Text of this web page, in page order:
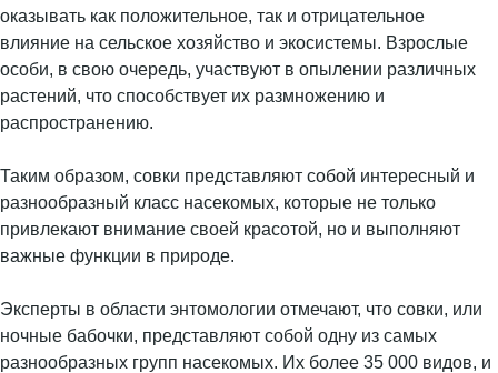
оказывать как положительное, так и отрицательное
влияние на сельское хозяйство и экосистемы. Взрослые
особи, в свою очередь, участвуют в опылении различных
растений, что способствует их размножению и
распространению.
Таким образом, совки представляют собой интересный и
разнообразный класс насекомых, которые не только
привлекают внимание своей красотой, но и выполняют
важные функции в природе.
Эксперты в области энтомологии отмечают, что совки, или
ночные бабочки, представляют собой одну из самых
разнообразных групп насекомых. Их более 35 000 видов, и